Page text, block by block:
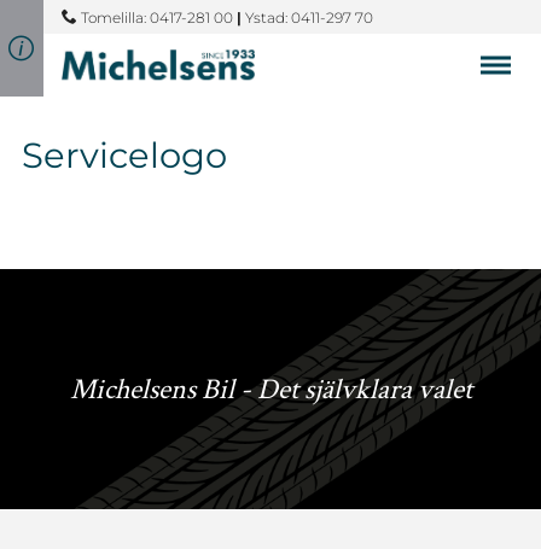
Tomelilla: 0417-281 00 | Ystad: 0411-297 70
Servicelogo
Michelsens Bil - Det självklara valet